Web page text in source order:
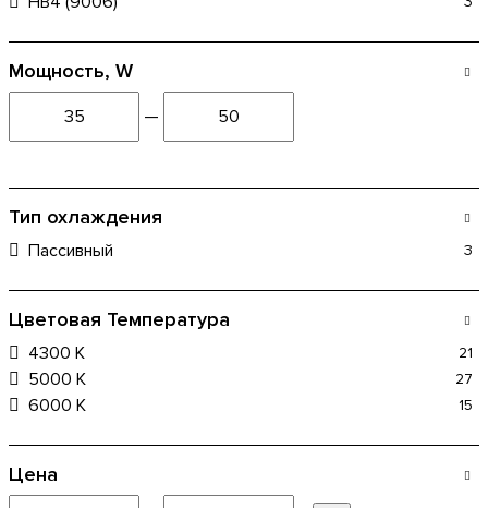
Мощность, W
—
Тип охлаждения
Пассивный 3
Цветовая Температура
4300 К 21
5000 К 27
6000 K 15
Цена